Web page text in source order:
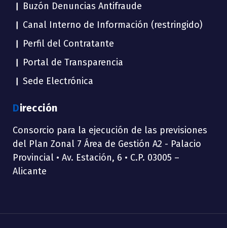
Buzón Denuncias Antifraude
Canal Interno de Información (restringido)
Perfil del Contratante
Portal de Transparencia
Sede Electrónica
Dirección
Consorcio para la ejecución de las previsiones
del Plan Zonal 7 Área de Gestión A2 - Palacio
Provincial • Av. Estación, 6 • C.P. 03005 –
Alicante